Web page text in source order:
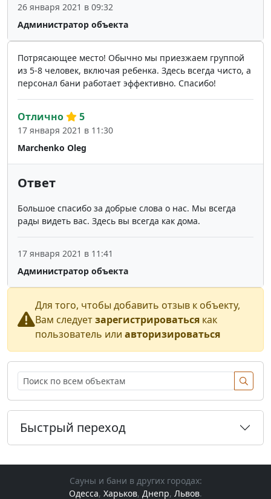
Администратор объекта
26 января 2021 в 09:32
Потрясающее место! Обычно мы приезжаем группой
из 5-8 человек, включая ребенка. Здесь всегда чисто, а
персонал бани работает эффективно. Спасибо!
Marchenko Oleg
Отлично 5
17 января 2021 в 11:30
Ответ
Большое спасибо за добрые слова о нас. Мы всегда
рады видеть вас. Здесь вы всегда как дома.
Администратор объекта
17 января 2021 в 11:41
Для того, чтобы добавить отзыв к объекту,
Вам следуетзарегистрироваться как
пользователь или авторизироваться
Быстрый переход
Сауны и бани в других городах:
Одесса, Харьков, Днепр, Львов.